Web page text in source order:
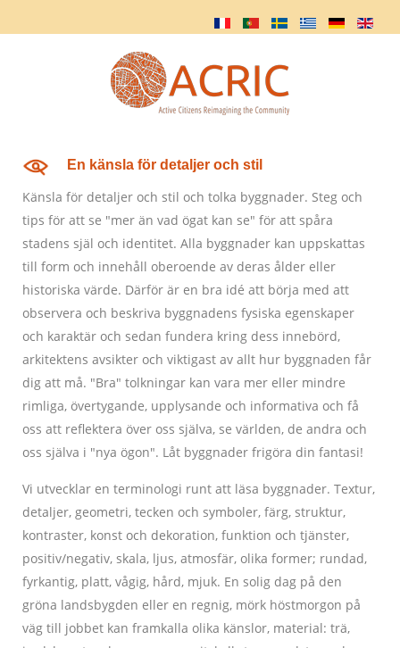
En känsla för detaljer och stil
Känsla för detaljer och stil och tolka byggnader. Steg och
tips för att se "mer än vad ögat kan se" för att spåra
stadens själ och identitet. Alla byggnader kan uppskattas
till form och innehåll oberoende av deras ålder eller
historiska värde. Därför är en bra idé att börja med att
observera och beskriva byggnadens fysiska egenskaper
och karaktär och sedan fundera kring dess innebörd,
arkitektens avsikter och viktigast av allt hur byggnaden får
dig att må. "Bra" tolkningar kan vara mer eller mindre
rimliga, övertygande, upplysande och informativa och få
oss att reflektera över oss själva, se världen, de andra och
oss själva i "nya ögon". Låt byggnader frigöra din fantasi!
Vi utvecklar en terminologi runt att läsa byggnader. Textur,
detaljer, geometri, tecken och symboler, färg, struktur,
kontraster, konst och dekoration, funktion och tjänster,
positiv/negativ, skala, ljus, atmosfär, olika former; rundad,
fyrkantig, platt, vågig, hård, mjuk. En solig dag på den
gröna landsbygden eller en regnig, mörk höstmorgon på
väg till jobbet kan framkalla olika känslor, material: trä,